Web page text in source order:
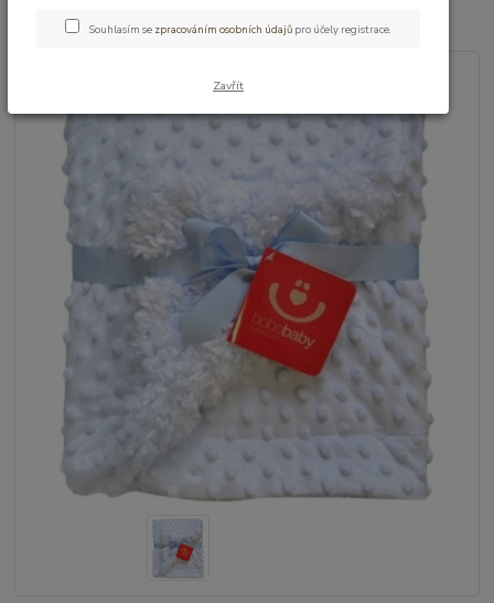
Bobo Baby Dětská deka - Minky
Souhlasím se zpracováním osobních údajů pro účely registrace.
Zavřít